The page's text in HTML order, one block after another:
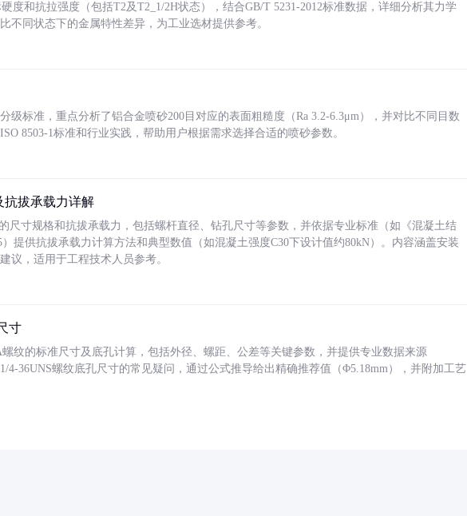
度和抗拉强度（包括T2及T2_1/2H状态），结合GB/T 5231-2012标准数据，详细分析其力学
不同状态下的金属特性差异，为工业选材提供参考。
级标准，重点分析了铝合金喷砂200目对应的表面粗糙度（Ra 3.2-6.3μm），并对比不同目数
8503-1标准和行业实践，帮助用户根据需求选择合适的喷砂参数。
抗拔承载力详解
尺寸规格和抗拔承载力，包括螺杆直径、钻孔尺寸等参数，并依据专业标准（如《混凝土结
）提供抗拔承载力计算方法和典型数值（如混凝土强度C30下设计值约80kN）。内容涵盖安装
议，适用于工程技术人员参考。
寸
纹的标准尺寸及底孔计算，包括外径、螺距、公差等关键参数，并提供专业数据来源
1/4-36UNS螺纹底孔尺寸的常见疑问，通过公式推导给出精确推荐值（Φ5.18mm），并附加工艺